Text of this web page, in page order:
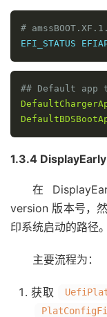
#
EFI_STATUS
## Default app
1.3.4
在
version 版本号，
印系统启动的路径。
主要流程为：
获取